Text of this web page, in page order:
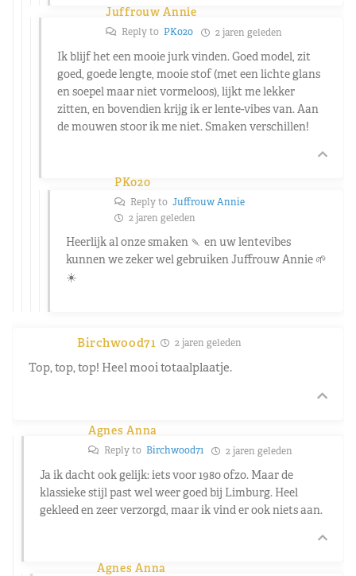
Juffrouw Annie
Reply to PK020 2 jaren geleden
Ik blijf het een mooie jurk vinden. Goed model, zit
goed, goede lengte, mooie stof (met een lichte glans
en soepel maar niet vormeloos), lijkt me lekker
zitten, en bovendien krijg ik er lente-vibes van. Aan
de mouwen stoor ik me niet. Smaken verschillen!
PK020
Reply to Juffrouw Annie
2 jaren geleden
Heerlijk al onze smaken 🍡 en uw lentevibes
kunnen we zeker wel gebruiken Juffrouw Annie 🌱
☀️
Birchwood71 2 jaren geleden
Top, top, top! Heel mooi totaalplaatje.
Agnes Anna
Reply to Birchwood71 2 jaren geleden
Ja ik dacht ook gelijk: iets voor 1980 ofzo. Maar de
klassieke stijl past wel weer goed bij Limburg. Heel
gekleed en zeer verzorgd, maar ik vind er ook niets aan.
Agnes Anna